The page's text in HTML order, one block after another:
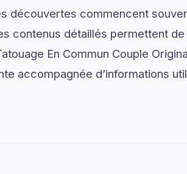
découvertes commencent
contenus détaillés permettent
En Commun Couple
accompagnée d’informations